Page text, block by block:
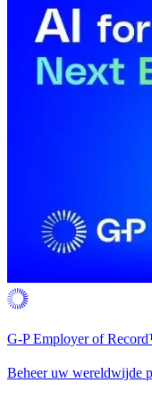
G-P Employer of
Beheer uw wereldwijde